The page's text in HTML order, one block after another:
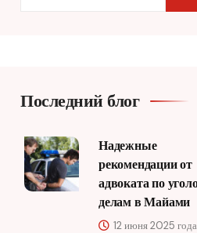
Последний блог
Надежные
рекомендации от
адвоката по
делам в Майами
12 июня 2025 года